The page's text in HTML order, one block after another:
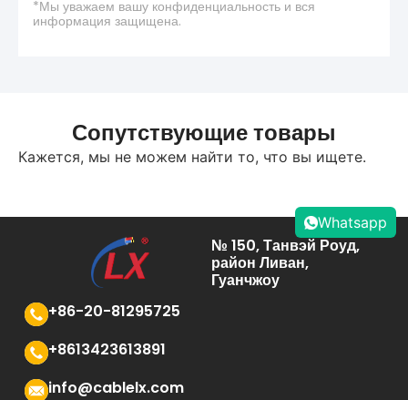
*Мы уважаем вашу конфиденциальность и вся
информация защищена.
Сопутствующие товары
Кажется, мы не можем найти то, что вы ищете.
№ 150, Танвэй Роуд,
район Ливан,
Гуанчжоу
+86-20-81295725
+8613423613891
info@cablelx.com
Whatsapp